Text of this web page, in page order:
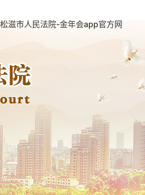
松滋市人民法院-金年会app官方网